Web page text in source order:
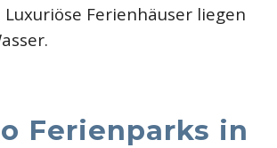
Luxuriöse Ferienhäuser liegen
Ferienparks in